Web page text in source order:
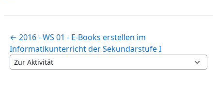
← 2016 - WS 01 - E-Books erstellen im
Informatikunterricht der Sekundarstufe I
Zur Aktivität